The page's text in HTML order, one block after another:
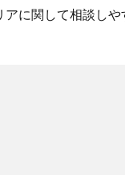
に関して相談しや